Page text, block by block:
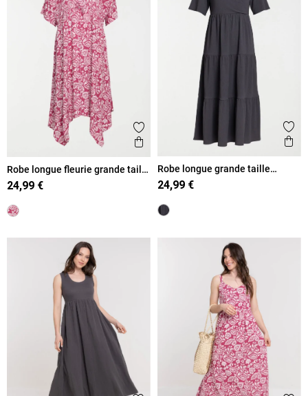
Ajouter aux favoris
Aperçu rapide
Robe longue fleurie grande taille
femme
24,99 €
Robe longue grande taille
femme
24,99 €